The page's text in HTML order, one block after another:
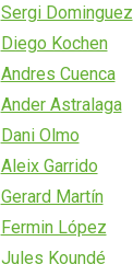
Sergi Dominguez
Diego Kochen
Andres Cuenca
Ander Astralaga
Dani Olmo
Aleix Garrido
Gerard Martín
Fermin López
Jules Koundé